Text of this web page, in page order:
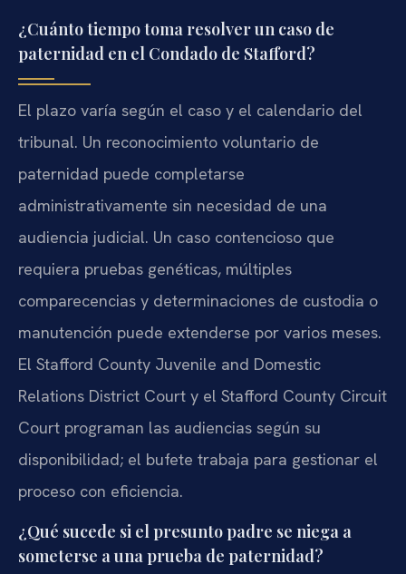
¿Cuánto tiempo toma resolver un caso de
paternidad en el Condado de Stafford?
El plazo varía según el caso y el calendario del
tribunal. Un reconocimiento voluntario de
paternidad puede completarse
administrativamente sin necesidad de una
audiencia judicial. Un caso contencioso que
requiera pruebas genéticas, múltiples
comparecencias y determinaciones de custodia o
manutención puede extenderse por varios meses.
El Stafford County Juvenile and Domestic
Relations District Court y el Stafford County Circuit
Court programan las audiencias según su
disponibilidad; el bufete trabaja para gestionar el
proceso con eficiencia.
¿Qué sucede si el presunto padre se niega a
someterse a una prueba de paternidad?